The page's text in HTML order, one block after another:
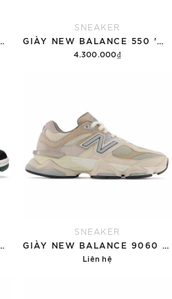
SNEAKER
4.300.000₫
SNEAKER
Liên hệ